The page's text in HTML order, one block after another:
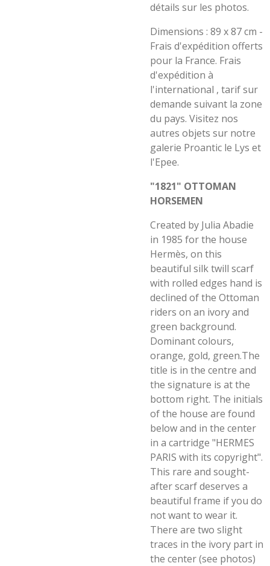
détails sur les photos.
Dimensions : 89 x 87 cm -
Frais d'expédition offerts
pour la France. Frais
d'expédition à
l'international , tarif sur
demande suivant la zone
du pays. Visitez nos
autres objets sur notre
galerie Proantic le Lys et
l'Epee.
"1821" OTTOMAN
HORSEMEN
Created by Julia Abadie
in 1985 for the house
Hermès, on this
beautiful silk twill scarf
with rolled edges hand is
declined of the Ottoman
riders on an ivory and
green background.
Dominant colours,
orange, gold, green.The
title is in the centre and
the signature is at the
bottom right. The initials
of the house are found
below and in the center
in a cartridge "HERMES
PARIS with its copyright".
This rare and sought-
after scarf deserves a
beautiful frame if you do
not want to wear it.
There are two slight
traces in the ivory part in
the center (see photos)